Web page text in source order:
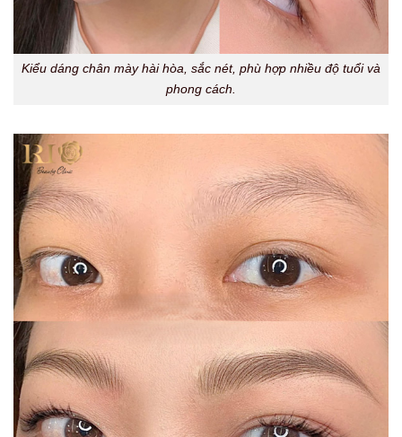
Kiểu dáng chân mày hài hòa, sắc nét, phù hợp nhiều độ tuổi và
phong cách.